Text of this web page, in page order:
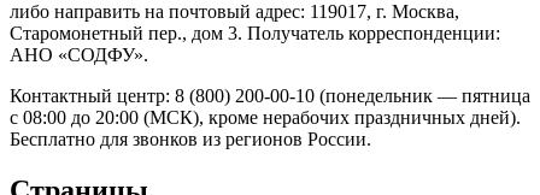
либо направить на почтовый адрес: 119017, г. Москва,
Старомонетный пер., дом 3. Получатель корреспонденции:
АНО «СОДФУ».
Контактный центр: 8 (800) 200-00-10 (понедельник — пятница
с 08:00 до 20:00 (МСК), кроме нерабочих праздничных дней).
Бесплатно для звонков из регионов России.